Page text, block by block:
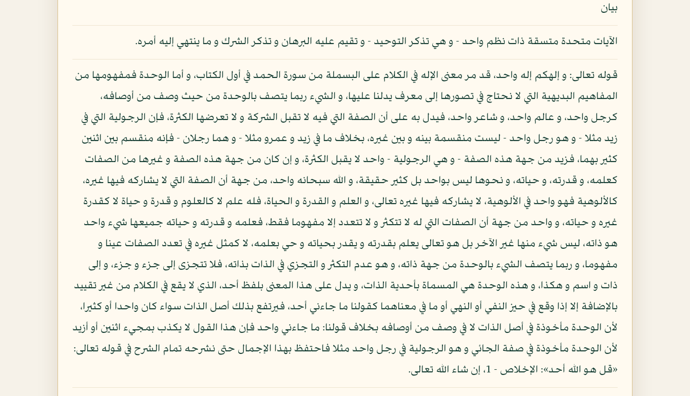
بيان
الآيات متحدة متسقة ذات نظم واحد - و هي تذكر التوحيد - و تقيم عليه البرهان و تذكر الشرك و ما ينتهي إليه أمره.
قوله تعالى: و إلهكم إله واحد، قد مر معنى الإله في الكلام على البسملة من سورة الحمد في أول الكتاب، و أما الوحدة فمفهومها من
المفاهيم البديهية التي لا نحتاج في تصورها إلى معرف يدلنا عليها، و الشيء ربما يتصف بالوحدة من حيث وصف من أوصافه،
كرجل واحد، و عالم واحد، و شاعر واحد، فيدل به على أن الصفة التي فيه لا تقبل الشركة و لا تعرضها الكثرة، فإن الرجولية التي في
زيد مثلا - و هو رجل واحد - ليست منقسمة بينه و بين غيره، بخلاف ما في زيد و عمرو مثلا - و هما رجلان - فإنه منقسم بين اثنين
كثير بهما، فزيد من جهة هذه الصفة - و هي الرجولية - واحد لا يقبل الكثرة، و إن كان من جهة هذه الصفة و غيرها من الصفات
كعلمه، و قدرته، و حياته، و نحوها ليس بواحد بل كثير حقيقة، و الله سبحانه واحد، من جهة أن الصفة التي لا يشاركه فيها غيره،
كالألوهية فهو واحد في الألوهية، لا يشاركه فيها غيره تعالى، و العلم و القدرة و الحياة، فله علم لا كالعلوم و قدرة و حياة لا كقدرة
غيره و حياته، و واحد من جهة أن الصفات التي له لا تتكثر و لا تتعدد إلا مفهوما فقط، فعلمه و قدرته و حياته جميعها شيء واحد
هو ذاته، ليس شيء منها غير الآخر بل هو تعالى يعلم بقدرته و يقدر بحياته و حي بعلمه، لا كمثل غيره في تعدد الصفات عينا و
مفهوما، و ربما يتصف الشيء بالوحدة من جهة ذاته، و هو عدم التكثر و التجزي في الذات بذاته، فلا تتجزى إلى جزء و جزء، و إلى
ذات و اسم و هكذا، و هذه الوحدة هي المسماة بأحدية الذات، و يدل على هذا المعنى بلفظ أحد، الذي لا يقع في الكلام من غير تقييد
بالإضافة إلا إذا وقع في حيز النفي أو النهي أو ما في معناهما كقولنا ما جاءني أحد، فيرتفع بذلك أصل الذات سواء كان واحدا أو كثيرا،
لأن الوحدة مأخوذة في أصل الذات لا في وصف من أوصافه بخلاف قولنا: ما جاءني واحد فإن هذا القول لا يكذب بمجيء اثنين أو أزيد
لأن الوحدة مأخوذة في صفة الجائي و هو الرجولية في رجل واحد مثلا فاحتفظ بهذا الإجمال حتى نشرحه تمام الشرح في قوله تعالى:
«قل هو الله أحد»: الإخلاص - 1، إن شاء الله تعالى.